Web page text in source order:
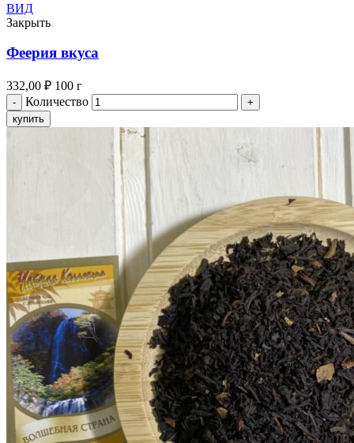
ВИД
Закрыть
Феерия вкуса
332,00 ₽ 100 г
Количество
купить